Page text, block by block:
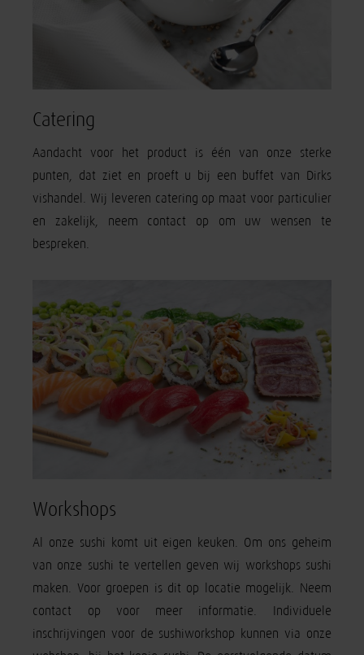
Catering
Aandacht voor het product is één van onze sterke
punten, dat ziet en proeft u bij een buffet van Dirks
vishandel. Wij leveren catering op maat voor particulier
en zakelijk, neem contact op om uw wensen te
bespreken.
Workshops
Al onze sushi komt uit eigen keuken. Om ons geheim
van onze sushi te vertellen geven wij workshops sushi
maken. Voor groepen is dit op locatie mogelijk. Neem
contact op voor meer informatie. Individuele
inschrijvingen voor de sushiworkshop kunnen via onze